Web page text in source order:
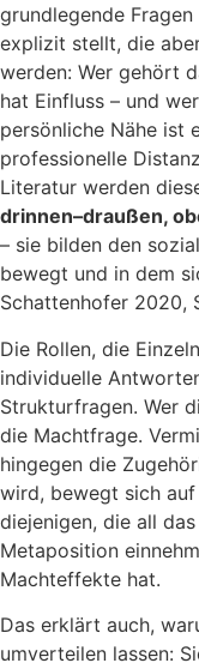
grundlegende
explizit stellt, die
werden: Wer gehört
hat Einfluss – und
persönliche Nähe ist
professionelle
Literatur werden
drinnen–draußen,
– sie bilden den
bewegt und in dem
Schattenhofer 2020,
Die Rollen, die
individuelle
Strukturfragen. Wer
die Machtfrage.
hingegen die
wird, bewegt sich
diejenigen, die all
Metaposition
Machteffekte hat.
Das erklärt auch,
umverteilen lassen: